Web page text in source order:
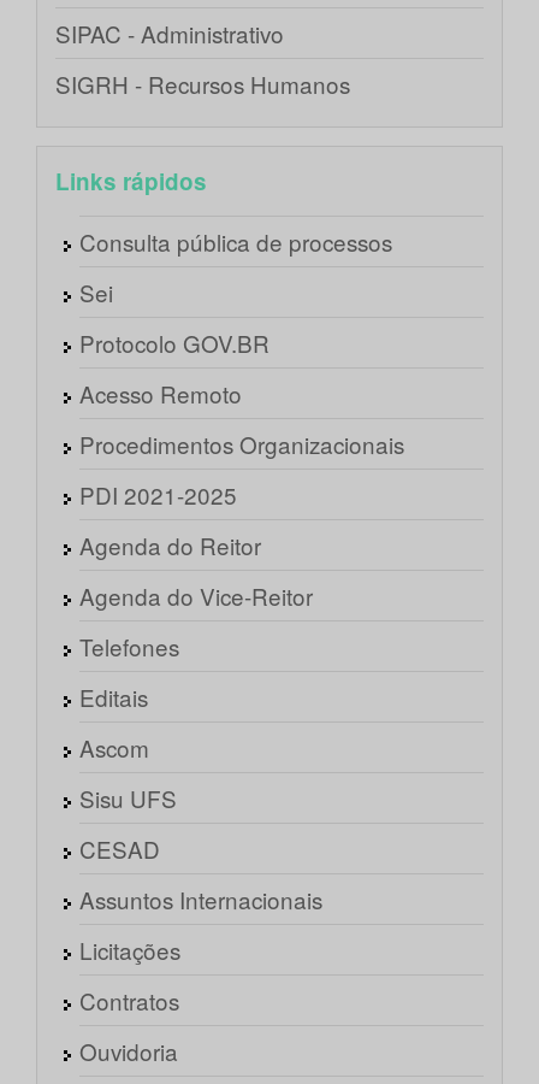
SIPAC - Administrativo
SIGRH - Recursos Humanos
Links rápidos
Consulta pública de processos
Sei
Protocolo GOV.BR
Acesso Remoto
Procedimentos Organizacionais
PDI 2021-2025
Agenda do Reitor
Agenda do Vice-Reitor
Telefones
Editais
Ascom
Sisu UFS
CESAD
Assuntos Internacionais
Licitações
Contratos
Ouvidoria